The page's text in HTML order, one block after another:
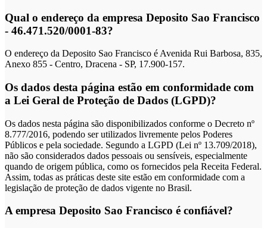
Qual o endereço da empresa Deposito Sao Francisco
- 46.471.520/0001-83?
O endereço da Deposito Sao Francisco é Avenida Rui Barbosa, 835,
Anexo 855 - Centro, Dracena - SP, 17.900-157.
Os dados desta página estão em conformidade com
a Lei Geral de Proteção de Dados (LGPD)?
Os dados nesta página são disponibilizados conforme o Decreto nº
8.777/2016, podendo ser utilizados livremente pelos Poderes
Públicos e pela sociedade. Segundo a LGPD (Lei nº 13.709/2018),
não são considerados dados pessoais ou sensíveis, especialmente
quando de origem pública, como os fornecidos pela Receita Federal.
Assim, todas as práticas deste site estão em conformidade com a
legislação de proteção de dados vigente no Brasil.
A empresa Deposito Sao Francisco é confiável?